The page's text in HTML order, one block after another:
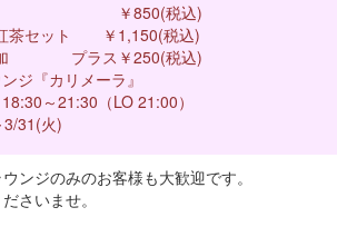
￥850(税込)
ット ￥1,150(税込)
ラス￥250(税込)
ジ『カリメーラ』
～21:30（LO 21:00）
31(火)
ンジのみのお客様も大歓迎です。
さいませ。